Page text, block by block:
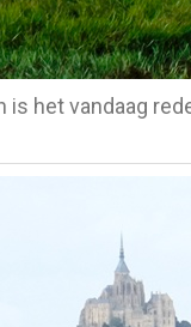
is het vandaag